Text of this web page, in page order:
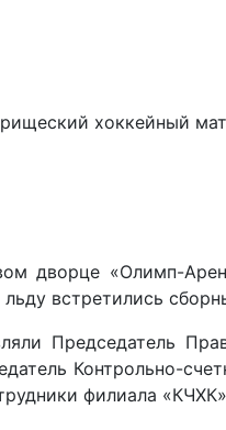
хоккейный
дворце «Олимп-
встретились
Председатель
Контрольно-
филиала